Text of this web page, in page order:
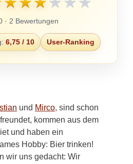
· 2 Bewertungen
6,75 / 10 User-Ranking
und Mirco, sind schon
kommen aus dem
und haben ein
Hobby: Bier trinken!
wir uns gedacht: Wir